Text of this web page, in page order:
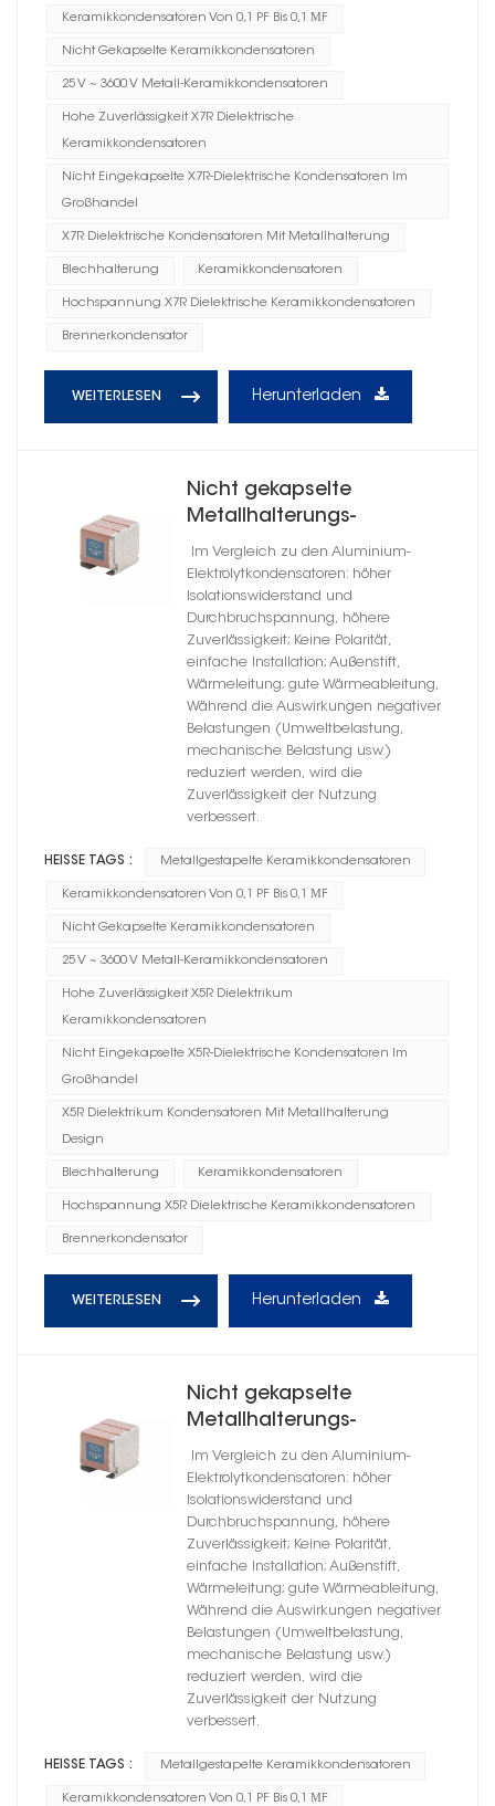
Keramikkondensatoren Von 0,1 PF Bis 0,1 ΜF
Nicht Gekapselte Keramikkondensatoren
25 V ~ 3600 V Metall-Keramikkondensatoren
Hohe Zuverlässigkeit X7R Dielektrische
Keramikkondensatoren
Nicht Eingekapselte X7R-Dielektrische Kondensatoren Im
Großhandel
X7R Dielektrische Kondensatoren Mit Metallhalterung
Blechhalterung Keramikkondensatoren
Hochspannung X7R Dielektrische Keramikkondensatoren
Brennerkondensator
WEITERLESEN Herunterladen
Nicht gekapselte
Metallhalterungs-
Keramikkondensatoren mit
hoher Zuverlässigkeit, X5R-
Dielektrikum
Im Vergleich zu den Aluminium-
Elektrolytkondensatoren: höher
Isolationswiderstand und
Durchbruchspannung, höhere
Zuverlässigkeit; Keine Polarität,
einfache Installation; Außenstift,
Wärmeleitung; gute Wärmeableitung,
Während die Auswirkungen negativer
Belastungen (Umweltbelastung,
mechanische Belastung usw.)
reduziert werden, wird die
Zuverlässigkeit der Nutzung
verbessert.
HEISSE TAGS : Metallgestapelte Keramikkondensatoren
Keramikkondensatoren Von 0,1 PF Bis 0,1 ΜF
Nicht Gekapselte Keramikkondensatoren
25 V ~ 3600 V Metall-Keramikkondensatoren
Hohe Zuverlässigkeit X5R Dielektrikum
Keramikkondensatoren
Nicht Eingekapselte X5R-Dielektrische Kondensatoren Im
Großhandel
X5R Dielektrikum Kondensatoren Mit Metallhalterung
Design
Blechhalterung Keramikkondensatoren
Hochspannung X5R Dielektrische Keramikkondensatoren
Brennerkondensator
WEITERLESEN Herunterladen
Nicht gekapselte
Metallhalterungs-
Keramikkondensatoren mit
hoher Zuverlässigkeit, X7T-
Dielektrikum
Im Vergleich zu den Aluminium-
Elektrolytkondensatoren: höher
Isolationswiderstand und
Durchbruchspannung, höhere
Zuverlässigkeit; Keine Polarität,
einfache Installation; Außenstift,
Wärmeleitung; gute Wärmeableitung,
Während die Auswirkungen negativer
Belastungen (Umweltbelastung,
mechanische Belastung usw.)
reduziert werden, wird die
Zuverlässigkeit der Nutzung
verbessert.
HEISSE TAGS : Metallgestapelte Keramikkondensatoren
Keramikkondensatoren Von 0,1 PF Bis 0,1 ΜF